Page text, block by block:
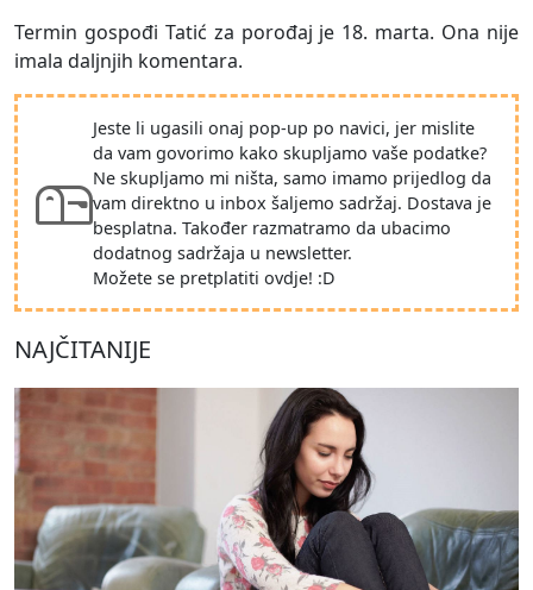
Termin gospođi Tatić za porođaj je 18. marta. Ona nije
imala daljnjih komentara.
Jeste li ugasili onaj pop-up po navici, jer mislite
da vam govorimo kako skupljamo vaše podatke?
Ne skupljamo mi ništa, samo imamo prijedlog da
vam direktno u inbox šaljemo sadržaj. Dostava je
besplatna. Također razmatramo da ubacimo
dodatnog sadržaja u newsletter.
Možete se pretplatiti ovdje! :D
NAJČITANIJE